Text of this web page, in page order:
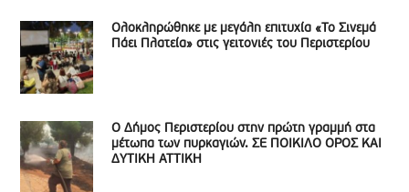
Ολοκληρώθηκε με μεγάλη επιτυχία «Το Σινεμά
Πάει Πλατεία» στις γειτονιές του Περιστερίου
Ο Δήμος Περιστερίου στην πρώτη γραμμή στα
μέτωπα των πυρκαγιών. ΣΕ ΠΟΙΚΙΛΟ ΟΡΟΣ ΚΑΙ
ΔΥΤΙΚΗ ΑΤΤΙΚΗ